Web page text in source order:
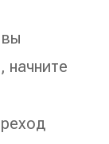
начните